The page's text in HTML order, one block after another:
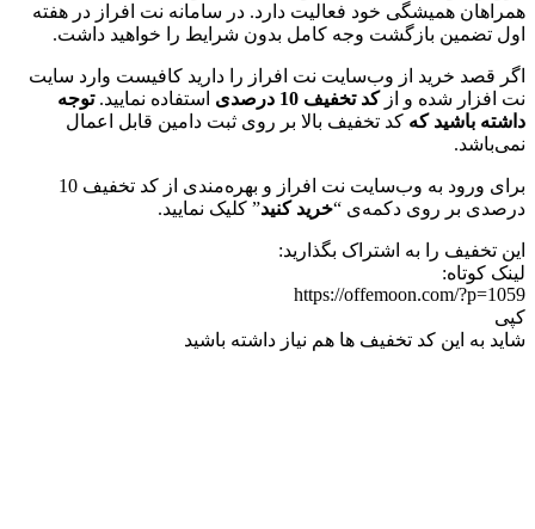
همراهان همیشگی خود فعالیت دارد. در سامانه نت افراز در هفته
اول تضمین بازگشت وجه کامل بدون شرایط را خواهید داشت.
اگر قصد خرید از وب‌‌سایت نت افراز را دارید کافیست وارد سایت
نت افزار شده و ازکد تخفیف 10 درصدی استفاده نمایید.توجه
داشته باشید که کد تخفیف بالا بر روی ثبت دامین قابل اعمال
نمی‌باشد.
برای ورود به وب‌سایت نت افراز و بهره‌مندی از کد تخفیف 10
درصدی بر روی دکمه‌ی “خرید کنید” کلیک نمایید.
این تخفیف را به اشتراک بگذارید:
لینک کوتاه:
https://offemoon.com/?p=1059
کپی
شاید به این کد تخفیف ها هم نیاز داشته باشید